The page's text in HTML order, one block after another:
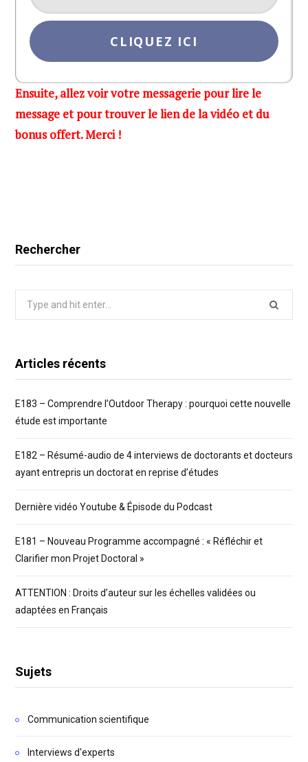
CLIQUEZ ICI
Ensuite, allez voir votre messagerie pour lire le
message et pour trouver le lien de la vidéo et du
bonus offert. Merci !
Rechercher
Search
Articles récents
E183 – Comprendre l’Outdoor Therapy : pourquoi cette nouvelle
étude est importante
E182 – Résumé-audio de 4 interviews de doctorants et docteurs
ayant entrepris un doctorat en reprise d’études
Dernière vidéo Youtube & Épisode du Podcast
E181 – Nouveau Programme accompagné : « Réfléchir et
Clarifier mon Projet Doctoral »
ATTENTION : Droits d’auteur sur les échelles validées ou
adaptées en Français
Sujets
Communication scientifique
Interviews d'experts